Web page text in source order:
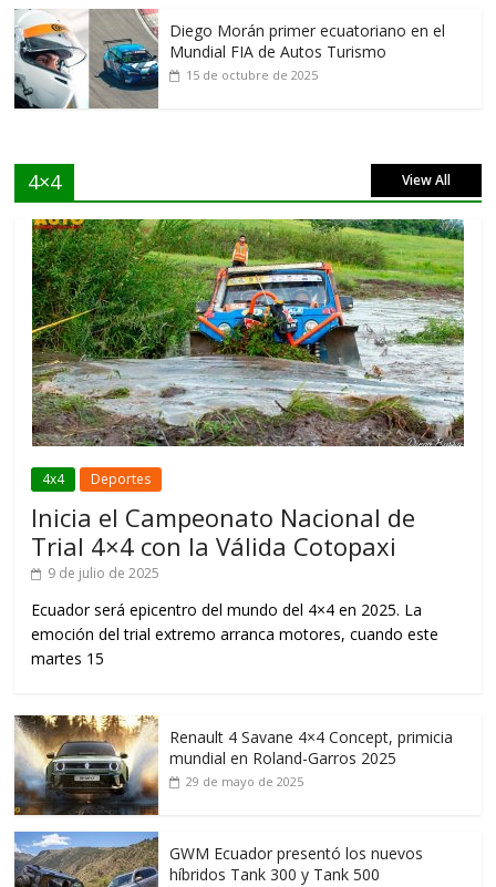
Diego Morán primer ecuatoriano en el
Mundial FIA de Autos Turismo
15 de octubre de 2025
4×4 View All
4x4 Deportes
Inicia el Campeonato Nacional de
Trial 4×4 con la Válida Cotopaxi
9 de julio de 2025
Ecuador será epicentro del mundo del 4×4 en 2025. La
emoción del trial extremo arranca motores, cuando este
martes 15
Renault 4 Savane 4×4 Concept, primicia
mundial en Roland-Garros 2025
29 de mayo de 2025
GWM Ecuador presentó los nuevos
híbridos Tank 300 y Tank 500